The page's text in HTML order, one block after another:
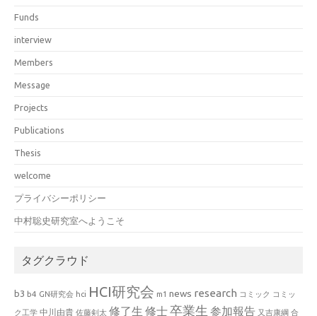
Funds
interview
Members
Message
Projects
Publications
Thesis
welcome
プライバシーポリシー
中村聡史研究室へようこそ
タグクラウド
b3 b4 GN研究会 hci HCI研究会 m1 news research コミック コミッ
ク工学 中川由貴 佐藤剣太 修了生 修士卒業生 参加報告 又吉康綱 合